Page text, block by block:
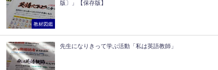
教材図鑑
版〕」【保存版】
先生になりきって学ぶ活動「私は英語教師」